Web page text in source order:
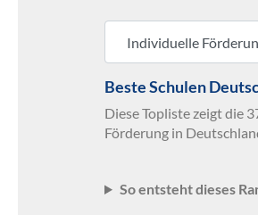
Beste Schulen
Diese Topliste zeigt die
Förderung in
So entsteht dieses